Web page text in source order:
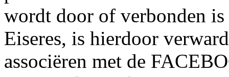
wordt door of verbonden
Eiseres, is hierdoor
associëren met de